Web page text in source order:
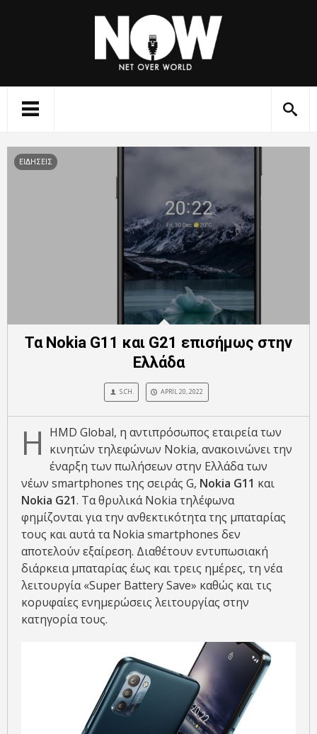
ΕΙΔΗΣΕΙΣ
Τα Nokia G11 και G21 επισήμως στην
Ελλάδα
S.CH. APRIL 20, 2022
Η HMD Global, η αντιπρόσωπος εταιρεία των
κινητών τηλεφώνων Nokia, ανακοινώνει την
έναρξη των πωλήσεων στην Ελλάδα των
νέων smartphones της σειράς G, Nokia G11 και
Nokia G21. Τα θρυλικά Nokia τηλέφωνα
φημίζονται για την ανθεκτικότητα της μπαταρίας
τους και αυτά τα Nokia smartphones δεν
αποτελούν εξαίρεση. Διαθέτουν εντυπωσιακή
διάρκεια μπαταρίας έως και τρεις ημέρες, τη νέα
λειτουργία «Super Battery Save» καθώς και τις
κορυφαίες ενημερώσεις λειτουργίας στην
κατηγορία τους.